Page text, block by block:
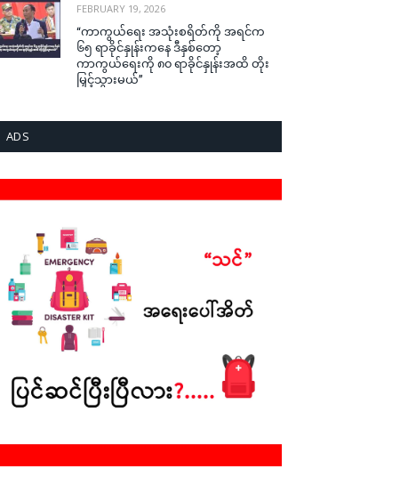
FEBRUARY 19, 2026
“ကာကွယ်ရေး အသုံးစရိတ်ကို အရင်က
၆၅ ရာခိုင်နှုန်းကနေ ဒီနှစ်တော့
ကာကွယ်ရေးကို ၈၀ ရာခိုင်နှုန်းအထိ တိုး
မြှင့်သွားမယ်”
ADS